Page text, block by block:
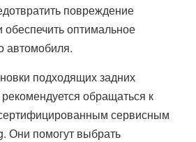
повреждение
оптимальное
автомобиля.
подходящих задних
обращаться к
сервисным
Они помогут выбрать